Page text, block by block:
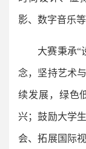
影、数字音乐等
大赛秉承“
念，坚持艺术
续发展，绿色
兴；鼓励大学
会、拓展国际